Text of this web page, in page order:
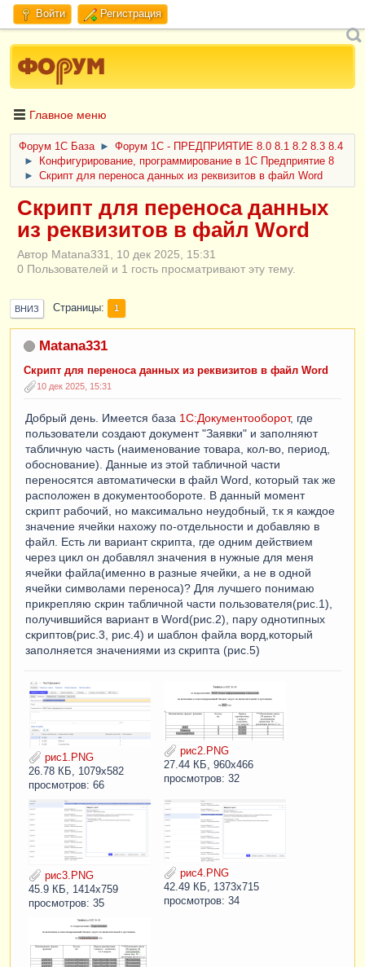
Войти Регистрация
Главное меню
Форум 1C База ►
Форум 1С - ПРЕДПРИЯТИЕ 8.0 8.1 8.2 8.3 8.4
►
Конфигурирование, программирование в 1С Предприятие 8
►
Скрипт для переноса данных из реквизитов в файл Word
Скрипт для переноса данных
из реквизитов в файл Word
Автор Matana331, 10 дек 2025, 15:31
0 Пользователей и 1 гость просматривают эту тему.
ВНИЗ Страницы 1
Matana331
Скрипт для переноса данных из реквизитов в файл Word
10 дек 2025, 15:31
Добрый день. Имеется база 1С:Документооборот, где
пользователи создают документ "Заявки" и заполняют
табличную часть (наименование товара, кол-во, период,
обоснование). Данные из этой табличной части
переносятся автоматически в файл Word, который так же
расположен в документообороте. В данный момент
скрипт рабочий, но максимально неудобный, т.к я каждое
значение ячейки нахожу по-отдельности и добавляю в
файл. Есть ли вариант скрипта, где одним действием
через цикл он добавлял значения в нужные для меня
ячейки файла(именно в разные ячейки, а не в одной
ячейки символами переноса)? Для лучшего понимаю
прикрепляю скрин табличной части пользователя(рис.1),
получившийся вариант в Word(рис.2), пару однотипных
скриптов(рис.3, рис.4) и шаблон файла ворд,который
заполняется значениями из скрипта (рис.5)
рис1.PNG
26.78 КБ, 1079x582
просмотров: 66
рис2.PNG
27.44 КБ, 960x466
просмотров: 32
рис3.PNG
45.9 КБ, 1414x759
просмотров: 35
рис4.PNG
42.49 КБ, 1373x715
просмотров: 34